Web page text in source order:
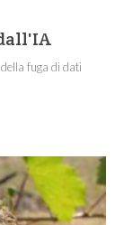
fuga di dati